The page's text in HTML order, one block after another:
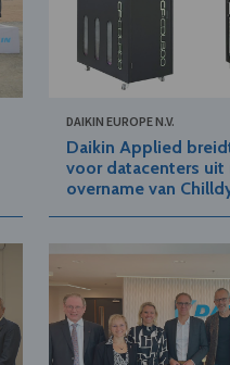
DAIKIN EUROPE N.V.
Daikin Applied
voor datacenters uit
overname van